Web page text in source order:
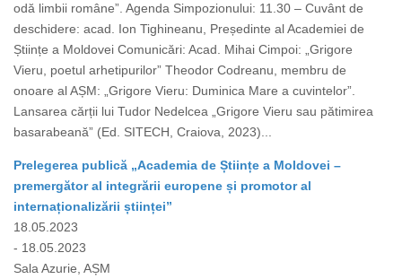
odă limbii române”. Agenda Simpozionului: 11.30 – Cuvânt de
deschidere: acad. Ion Tighineanu, Președinte al Academiei de
Științe a Moldovei Comunicări: Acad. Mihai Cimpoi: „Grigore
Vieru, poetul arhetipurilor” Theodor Codreanu, membru de
onoare al AȘM: „Grigore Vieru: Duminica Mare a cuvintelor”.
Lansarea cărții lui Tudor Nedelcea „Grigore Vieru sau pătimirea
basarabeană” (Ed. SITECH, Craiova, 2023)...
Prelegerea publică „Academia de Științe a Moldovei –
premergător al integrării europene și promotor al
internaționalizării științei”
18.05.2023
- 18.05.2023
Sala Azurie, AȘM